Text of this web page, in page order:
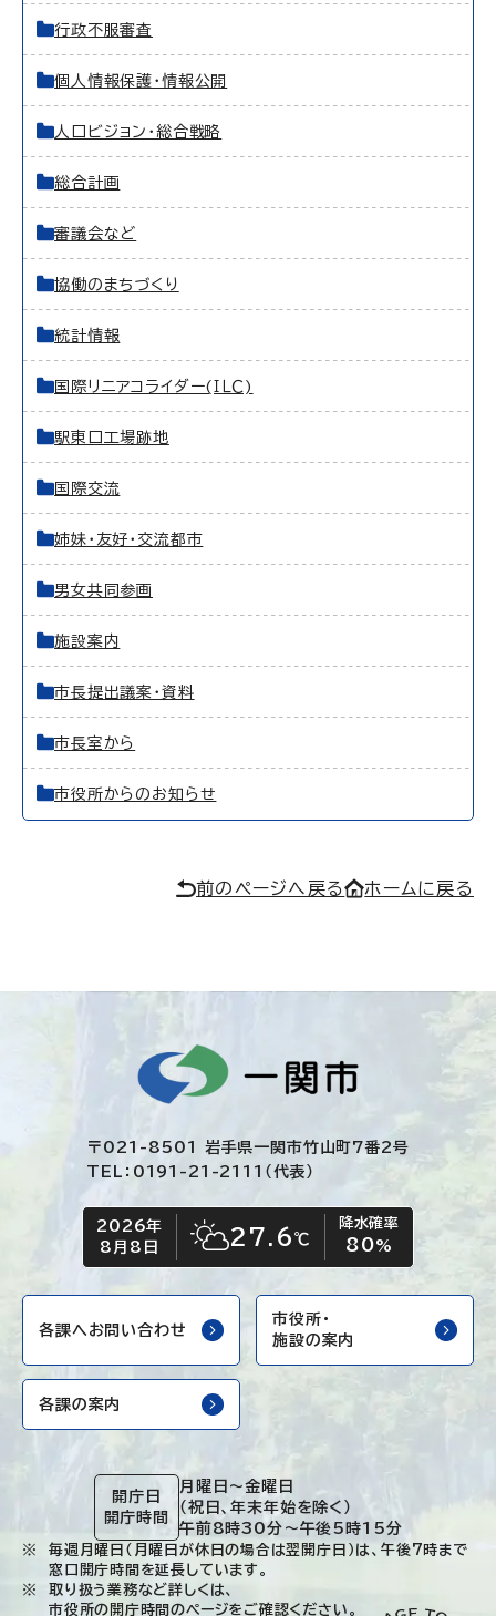
行政不服審査
個人情報保護・情報公開
人口ビジョン・総合戦略
総合計画
審議会など
協働のまちづくり
統計情報
国際リニアコライダー(ＩＬＣ)
駅東口工場跡地
国際交流
姉妹・友好・交流都市
男女共同参画
施設案内
市長提出議案・資料
市長室から
市役所からのお知らせ
前のページへ戻る ホームに戻る
〒021-8501 岩手県一関市竹山町7番2号
TEL：0191-21-2111（代表）
今日の日付
2026年
8月8日
今日の天気
晴れ時々くもり
27.6℃
降水確率
80%
各課へお問い合わせ
市役所・
施設の案内
各課の案内
開庁日
開庁時間
月曜日～金曜日
（祝日、年末年始を除く）
午前8時30分～午後5時15分
毎週月曜日（月曜日が休日の場合は翌開庁日）は、午後7時まで
窓口開庁時間を延長しています。
取り扱う業務など詳しくは、
市役所の開庁時間のページをご確認ください。